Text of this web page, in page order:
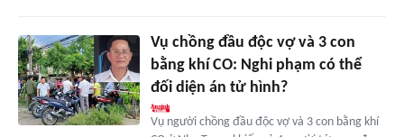
Vụ chồng đầu độc vợ và 3 con
bằng khí CO: Nghi phạm có thể
đối diện án tử hình?
Vụ người chồng đầu độc vợ và 3 con bằng khí